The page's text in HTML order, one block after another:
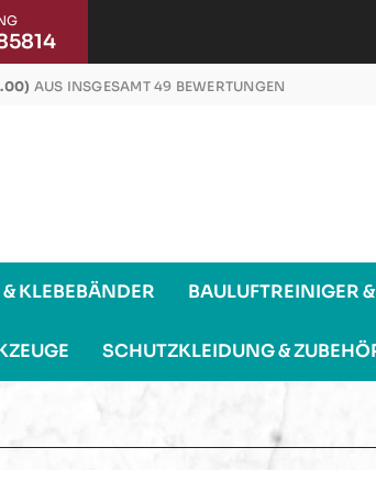
AUS INSGESAMT 49 BEWERTUNGEN
KLEBEBÄNDER BAULUFTREINIGER
SCHUTZKLEIDUNG &